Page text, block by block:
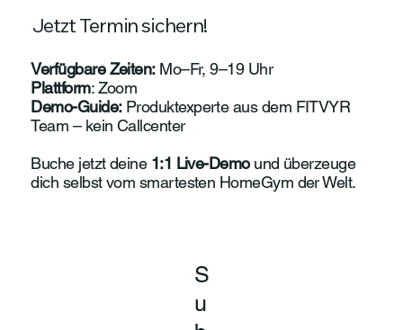
Verfügbare Zeiten:Mo–Fr, 9–19 Uhr
Plattform: Zoom
Demo-Guide:Produktexperte aus dem FITVYR
Team – kein Callcenter
Buche jetzt deine 1:1 Live-Demound überzeuge
dich selbst vom smartesten HomeGym der Welt.
Jetzt Termin sichern!
S
u